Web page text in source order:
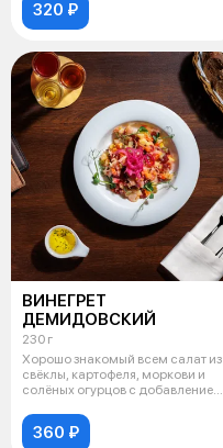
320 ₽
ВИНЕГРЕТ
ДЕМИДОВСКИЙ
230 г
Хорошо знакомый всем салат из
свёклы, картофеля, моркови и
солёных огурцов с добавлением
360 ₽